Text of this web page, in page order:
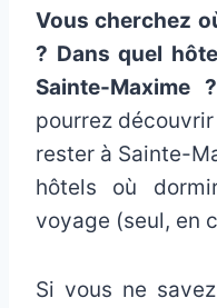
Vous cherchez
? Dans quel
Sainte-Maxime
pourrez
rester à Sainte-
hôtels où
voyage (seul, en
Si vous ne